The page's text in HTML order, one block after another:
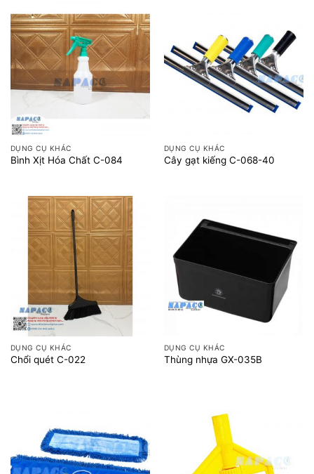
DỤNG CỤ KHÁC
Bình Xịt Hóa Chất C-084
DỤNG CỤ KHÁC
Cây gạt kiếng C-068-40
DỤNG CỤ KHÁC
Chổi quét C-022
DỤNG CỤ KHÁC
Thùng nhựa GX-035B